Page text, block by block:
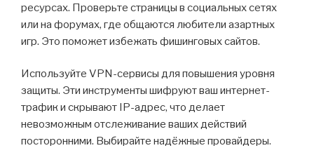
ресурсах. Проверьте страницы в социальных сетях
или на форумах, где общаются любители азартных
игр. Это поможет избежать фишинговых сайтов.
Используйте VPN-сервисы для повышения уровня
защиты. Эти инструменты шифруют ваш интернет-
трафик и скрывают IP-адрес, что делает
невозможным отслеживание ваших действий
посторонними. Выбирайте надёжные провайдеры.